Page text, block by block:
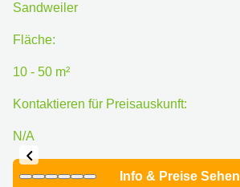
Sandweiler
Fläche:
10 - 50 m²
Kontaktieren für Preisauskunft:
N/A
Info & Preise Sehen